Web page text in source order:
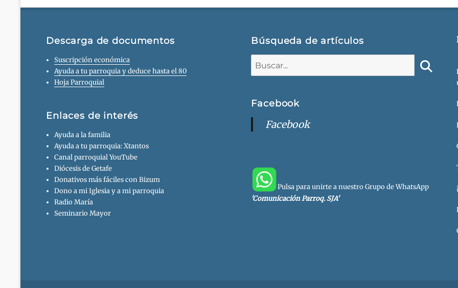
Descarga de documentos
Suscripción económica
Ayuda a tu parroquia y deduce hasta el 80
Hoja Parroquial
Enlaces de interés
Ayuda a la familia
Ayuda a tu parroquia: Xtantos
Canal parroquial YouTube
Diócesis de Getafe
Donativos más fáciles con Bizum
Dono a mi Iglesia y a mi parroquia
Radio María
Seminario Mayor
Búsqueda de artículos
Facebook
Facebook
Pulsa para unirte a nuestro Grupo de WhatsApp
'Comunicación Parroq. SJA'